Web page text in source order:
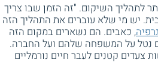
לתהליך השיקום. "זה הזמן שבו צריך
יש מי שלא עוברים את התהליך הזה
, כאבים. הם נשארים במקום הזה
נטל על המשפחה שלהם ועל החברה.
צעדים קטנים לעבר חיים נורמליים